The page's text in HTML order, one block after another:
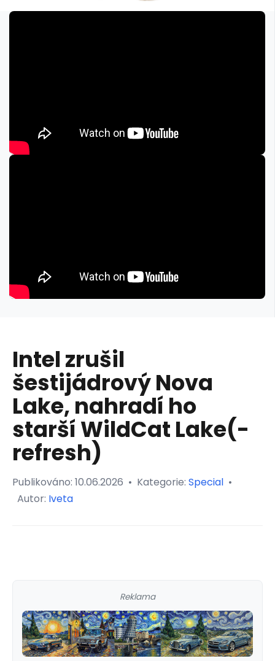
Intel zrušil
šestijádrový Nova
Lake, nahradí ho
starší WildCat Lake(-
refresh)
Publikováno: 10.06.2026 • Kategorie: Special •
Autor: Iveta
Reklama